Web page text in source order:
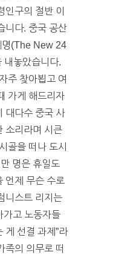
인구의 절반 이
니다. 중국 공산
명(The New 24
놓았습니다.
주 찾아뵙고 여
가게 해드리자
대다수 중국 사
소리라며 시큰
골을 떠나 도시
명은 휴일도
언제 무슨 수로
니스트 리지는
가고 노동자들
게 선결 과제”라
족의 의무로 떠